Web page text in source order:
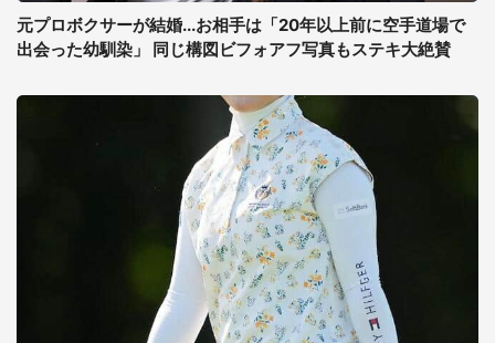
元プロボクサーが結婚...お相手は「20年以上前に空手道場で
出会った幼馴染」 同じ構図ビフォアフ写真もステキ大絶賛